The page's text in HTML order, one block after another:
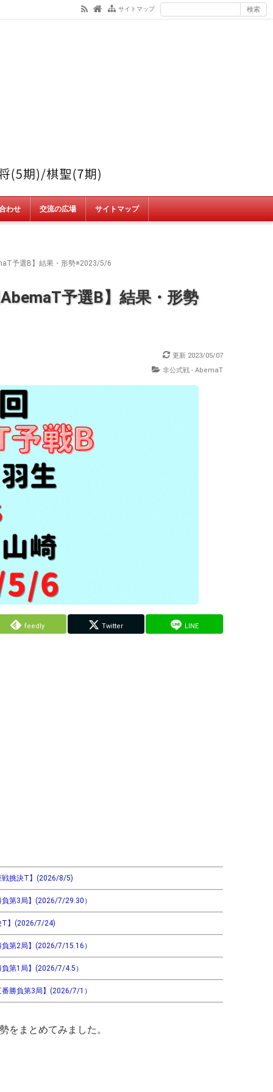
サイトマップ
わせ 交流の広場 サイトマップ
予選B】結果・形勢※2023/5/6
予選B】結果・形勢
更新 2023/05/07
非公式戦 - AbemaT
feedly Twitter LINE
戦挑決T】(2026/8/5)
第3局】(2026/7/29.30）
T】(2026/7/24)
第2局】(2026/7/15.16）
第1局】(2026/7/4.5）
勝負第3局】(2026/7/1）
をまとめてみました。